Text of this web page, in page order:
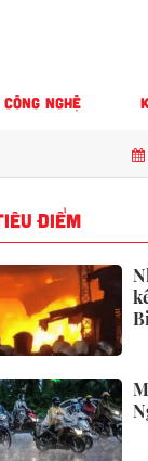
CÔNG NGHỆ
hoàng kể lại
ĐIỂM